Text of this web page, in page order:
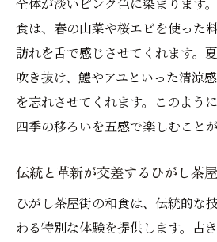
食は、春の山菜や桜エビを使った
訪れを舌で感じさせてくれます。
吹き抜け、鱧やアユといった清涼
を忘れさせてくれます。このよう
四季の移ろいを五感で楽しむことが
伝統と革新が交差するひがし茶
ひがし茶屋街の和食は、伝統的な
わる特別な体験を提供します。古